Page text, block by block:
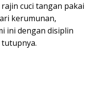
cuci tangan pakai
kerumunan,
ini dengan disiplin